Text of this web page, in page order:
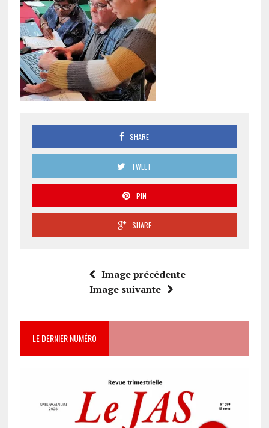
SHARE
TWEET
PIN
SHARE
Image précédente
Image suivante
LE DERNIER NUMÉRO